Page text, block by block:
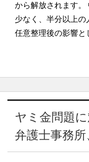
から解放されます。
少なく、半分以上の
任意整理後の影響と
ヤミ金問題
弁護士事務